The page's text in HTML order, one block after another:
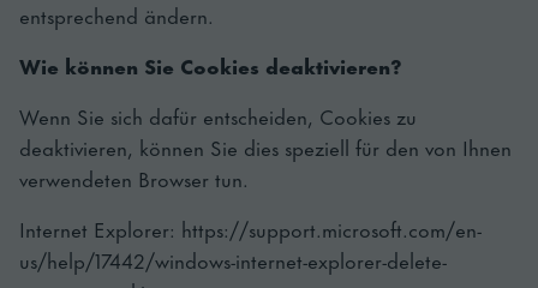
entsprechend ändern.
Wie können Sie Cookies deaktivieren?
Wenn Sie sich dafür entscheiden, Cookies zu
deaktivieren, können Sie dies speziell für den von Ihnen
verwendeten Browser tun.
Internet Explorer: https://support.microsoft.com/en-
us/help/17442/windows-internet-explorer-delete-